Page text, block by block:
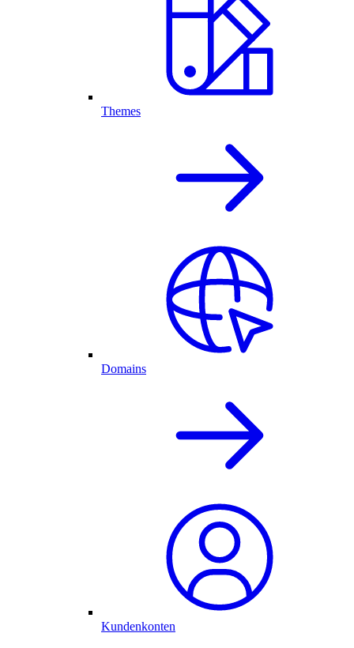
Themes
Domains
Kundenkonten